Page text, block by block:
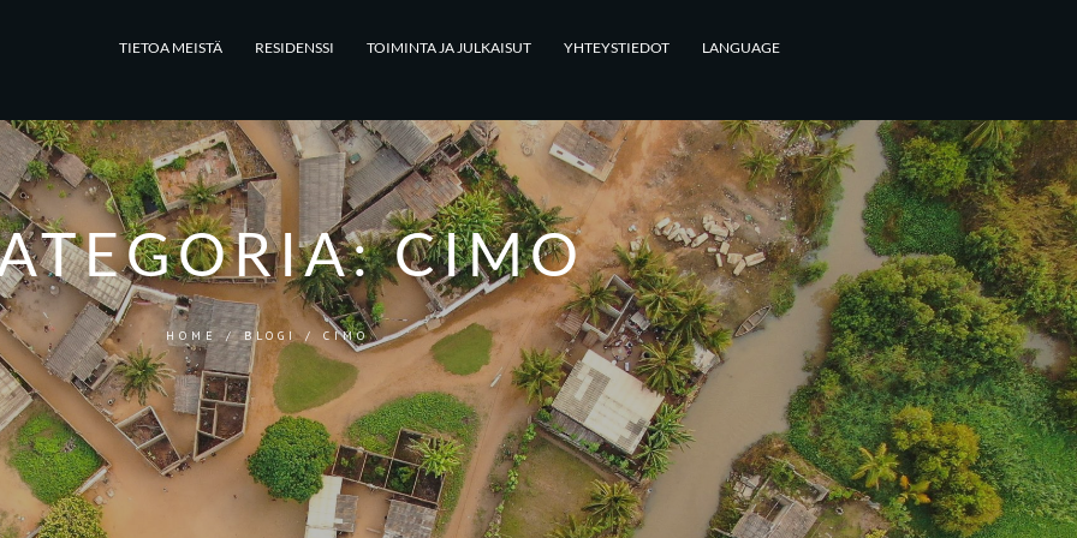
TIETOA MEISTÄ RESIDENSSI TOIMINTA JA JULKAISUT YHTEYSTIEDOT LANGUAGE
CIMO
HOME /BLOGI/ CIMO